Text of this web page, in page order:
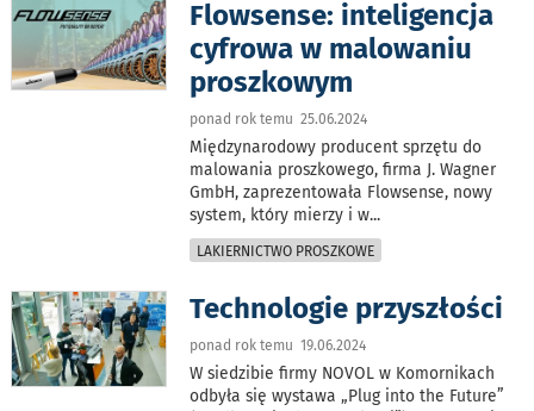
Flowsense: inteligencja
cyfrowa w malowaniu
proszkowym
ponad rok temu 25.06.2024
Międzynarodowy producent sprzętu do
malowania proszkowego, firma J. Wagner
GmbH, zaprezentowała Flowsense, nowy
system, który mierzy i w...
LAKIERNICTWO PROSZKOWE
Technologie przyszłości
ponad rok temu 19.06.2024
W siedzibie firmy NOVOL w Komornikach
odbyła się wystawa „Plug into the Future”